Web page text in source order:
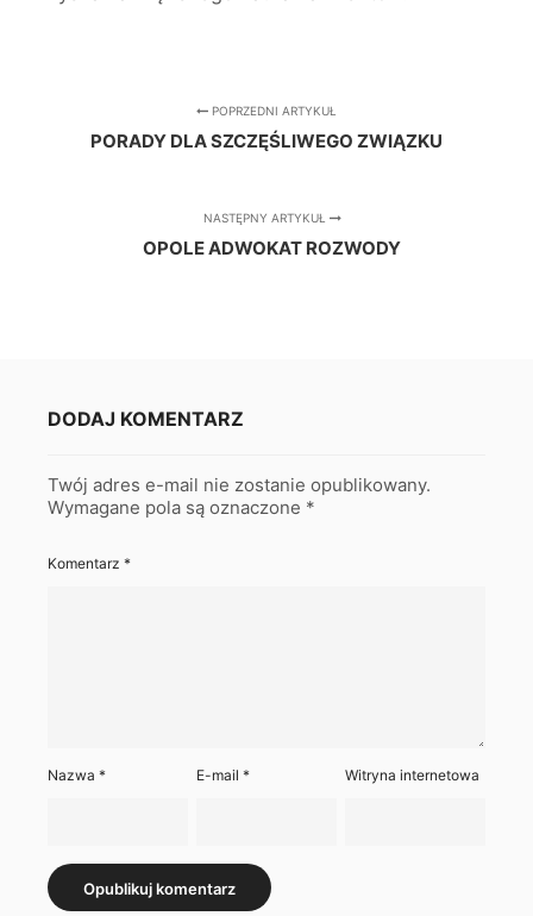
POPRZEDNI ARTYKUŁ
PORADY DLA SZCZĘŚLIWEGO ZWIĄZKU
NASTĘPNY ARTYKUŁ
OPOLE ADWOKAT ROZWODY
DODAJ KOMENTARZ
Twój adres e-mail nie zostanie opublikowany.
Wymagane pola są oznaczone *
Komentarz *
Nazwa * E-mail* Witryna internetowa